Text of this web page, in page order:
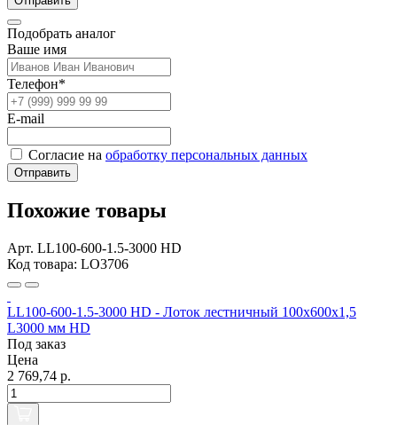
Подобрать аналог
Ваше имя
Телефон*
E-mail
Согласие на обработку персональных данных
Отправить
Похожие товары
Арт. LL100-600-1.5-3000 HD
Код товара: LO3706
LL100-600-1.5-3000 HD - Лоток лестничный 100х600х1,5
L3000 мм HD
Под заказ
Цена
2 769,74 р.